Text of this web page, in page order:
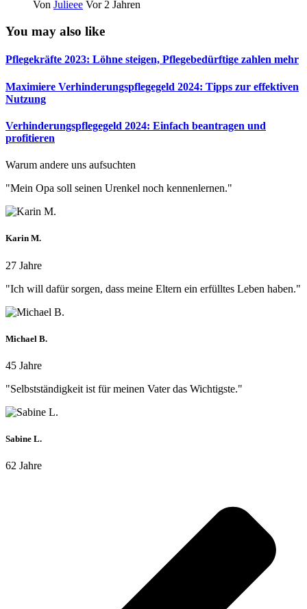
Von Julieee Vor 2 Jahren
You may also like
Pflegekräfte 2023: Löhne steigen, Pflegebedürftige zahlen mehr
Maximiere Verhinderungspflegegeld 2024: Tipps zur effektiven
Nutzung
Verhinderungspflegegeld 2024: Einfach beantragen und
profitieren
Warum andere uns aufsuchten
"Mein Opa soll seinen Urenkel noch kennenlernen."
Karin M.
27 Jahre
"Ich will dafür sorgen, dass meine Eltern ein erfülltes Leben haben."
Michael B.
45 Jahre
"Selbstständigkeit ist für meinen Vater das Wichtigste."
Sabine L.
62 Jahre